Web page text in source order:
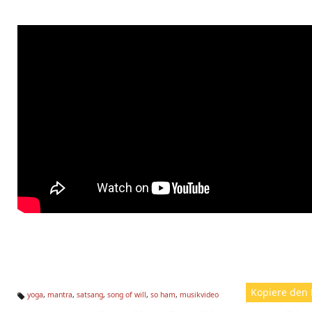
Kopiere den
yoga, mantra, satsang, song of will, so ham, musikvideo